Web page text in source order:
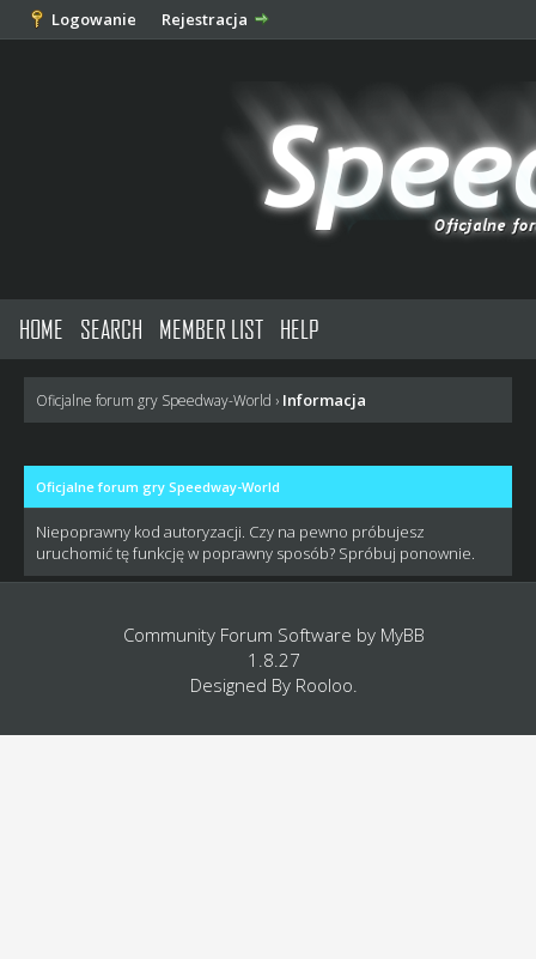
Logowanie Rejestracja
HOME SEARCH MEMBER LIST HELP
Oficjalne forum gry Speedway-World › Informacja
Oficjalne forum gry Speedway-World
Niepoprawny kod autoryzacji. Czy na pewno próbujesz
uruchomić tę funkcję w poprawny sposób? Spróbuj ponownie.
Community Forum Software by MyBB
1.8.27
Designed By Rooloo.